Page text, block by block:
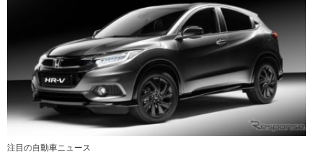
注目の自動車ニュース